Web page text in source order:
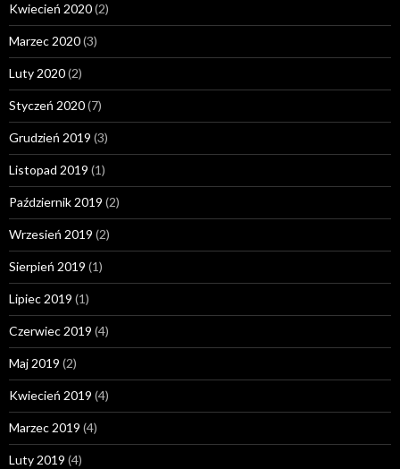
Kwiecień 2020(2)
Marzec 2020(3)
Luty 2020(2)
Styczeń 2020(7)
Grudzień 2019 (3)
Listopad 2019 (1)
Październik 2019 (2)
Wrzesień 2019 (2)
Sierpień 2019 (1)
Lipiec 2019 (1)
Czerwiec 2019 (4)
Maj 2019 (2)
Kwiecień 2019 (4)
Marzec 2019 (4)
Luty 2019 (4)